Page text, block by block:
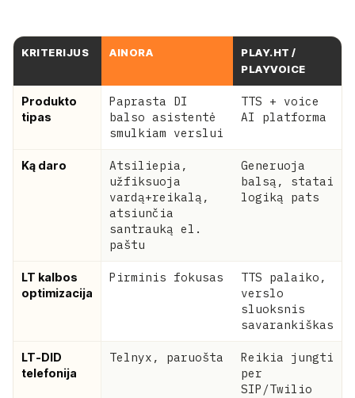
KRITERIJUS AINORA
PLAY.HT /
PLAYVOICE
Produkto
tipas
Paprasta DI
balso asistentė
smulkiam verslui
TTS + voice
AI platforma
Ką daro
Atsiliepia,
užfiksuoja
vardą+reikalą,
atsiunčia
santrauką el.
paštu
Generuoja
balsą, statai
logiką pats
LT kalbos
optimizacija
Pirminis fokusas
TTS palaiko,
verslo
sluoksnis
savarankiškas
LT-DID
telefonija
Telnyx, paruošta
Reikia jungti
per
SIP/Twilio